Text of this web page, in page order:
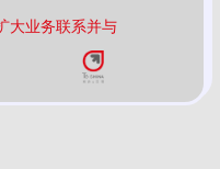
大业务联系并与